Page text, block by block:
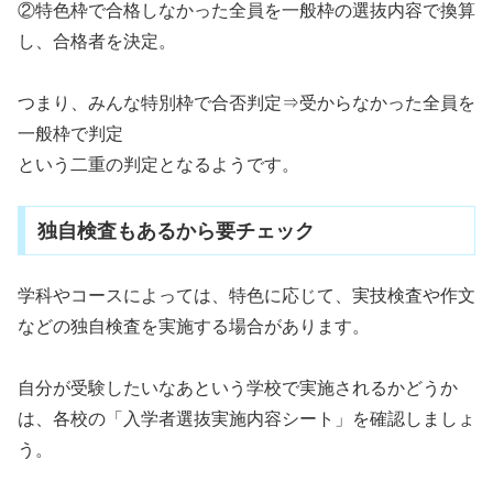
②特色枠で合格しなかった全員を一般枠の選抜内容で換算
し、合格者を決定。
つまり、みんな特別枠で合否判定⇒受からなかった全員を
一般枠で判定
という二重の判定となるようです。
独自検査もあるから要チェック
学科やコースによっては、特色に応じて、実技検査や作文
などの独自検査を実施する場合があります。
自分が受験したいなあという学校で実施されるかどうか
は、各校の「入学者選抜実施内容シート」を確認しましょ
う。